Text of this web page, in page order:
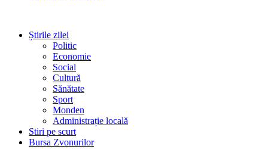
Știrile zilei
Politic
Economie
Social
Cultură
Sănătate
Sport
Monden
Administrație locală
Stiri pe scurt
Bursa Zvonurilor